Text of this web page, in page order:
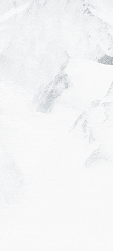
Excellente
Pizol – Bad Ragaz/​